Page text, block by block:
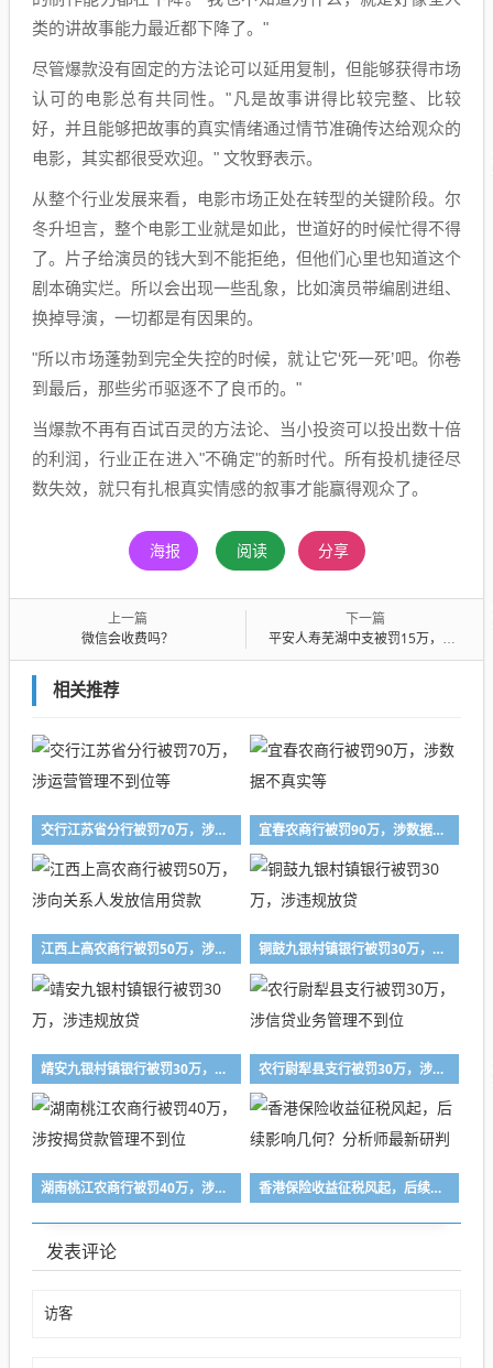
类的讲故事能力最近都下降了。"
尽管爆款没有固定的方法论可以延用复制，但能够获得市场
认可的电影总有共同性。"凡是故事讲得比较完整、比较
好，并且能够把故事的真实情绪通过情节准确传达给观众的
电影，其实都很受欢迎。" 文牧野表示。
从整个行业发展来看，电影市场正处在转型的关键阶段。尔
冬升坦言，整个电影工业就是如此，世道好的时候忙得不得
了。片子给演员的钱大到不能拒绝，但他们心里也知道这个
剧本确实烂。所以会出现一些乱象，比如演员带编剧进组、
换掉导演，一切都是有因果的。
"所以市场蓬勃到完全失控的时候，就让它‘死一死’吧。你卷
到最后，那些劣币驱逐不了良币的。"
当爆款不再有百试百灵的方法论、当小投资可以投出数十倍
的利润，行业正在进入"不确定"的新时代。所有投机捷径尽
数失效，就只有扎根真实情感的叙事才能赢得观众了。
海报 阅读 分享
上一篇
微信会收费吗？
下一篇
平安人寿芜湖中支被罚15万，涉给予合同外利益
相关推荐
交行江苏省分行被罚70万，涉运营管理不到位等 宜春农商行被罚90万，涉数据不真实等
江西上高农商行被罚50万，涉向关系人发放信用贷款 铜鼓九银村镇银行被罚30万，涉违规放贷
靖安九银村镇银行被罚30万，涉违规放贷 农行尉犁县支行被罚30万，涉信贷业务管理不到位
湖南桃江农商行被罚40万，涉按揭贷款管理不到位 香港保险收益征税风起，后续影响几何？分析师最新研判
发表评论